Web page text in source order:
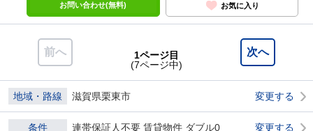
お問い合わせ(無料) お気に入り
前へ 次へ
1ページ目
(7ページ中)
地域・路線 滋賀県栗東市 変更する
条件 連帯保証人不要 賃貸物件 ダブル0 変更する